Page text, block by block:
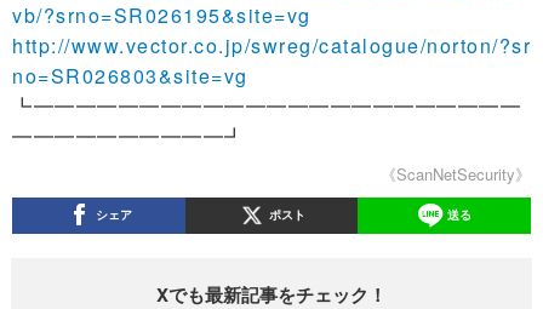
vb/?srno=SR026195&site=vg
http://www.vector.co.jp/swreg/catalogue/norton/?sr
no=SR026803&site=vg
┗━━━━━━━━━━━━━━━━━━━━━━━
━━━━━━━━━━┛
《ScanNetSecurity》
シェア ポスト 送る
Xでも最新記事をチェック！